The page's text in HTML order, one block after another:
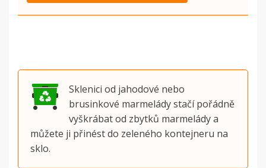
Sklenici od jahodové nebo
brusinkové marmelády stačí pořádně
vyškrábat od zbytků marmelády a
můžete ji přinést do zeleného kontejneru na
sklo.